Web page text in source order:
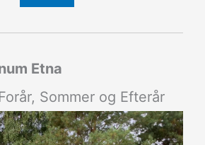
Etna
Sommer og Efterår